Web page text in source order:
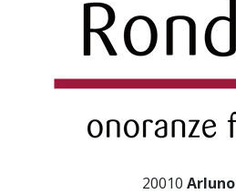
20010 Arluno